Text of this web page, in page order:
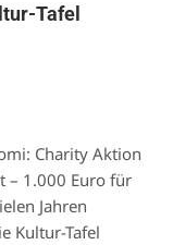
Tafel
Charity Aktion
– 1.000 Euro für
Jahren
Kultur-Tafel